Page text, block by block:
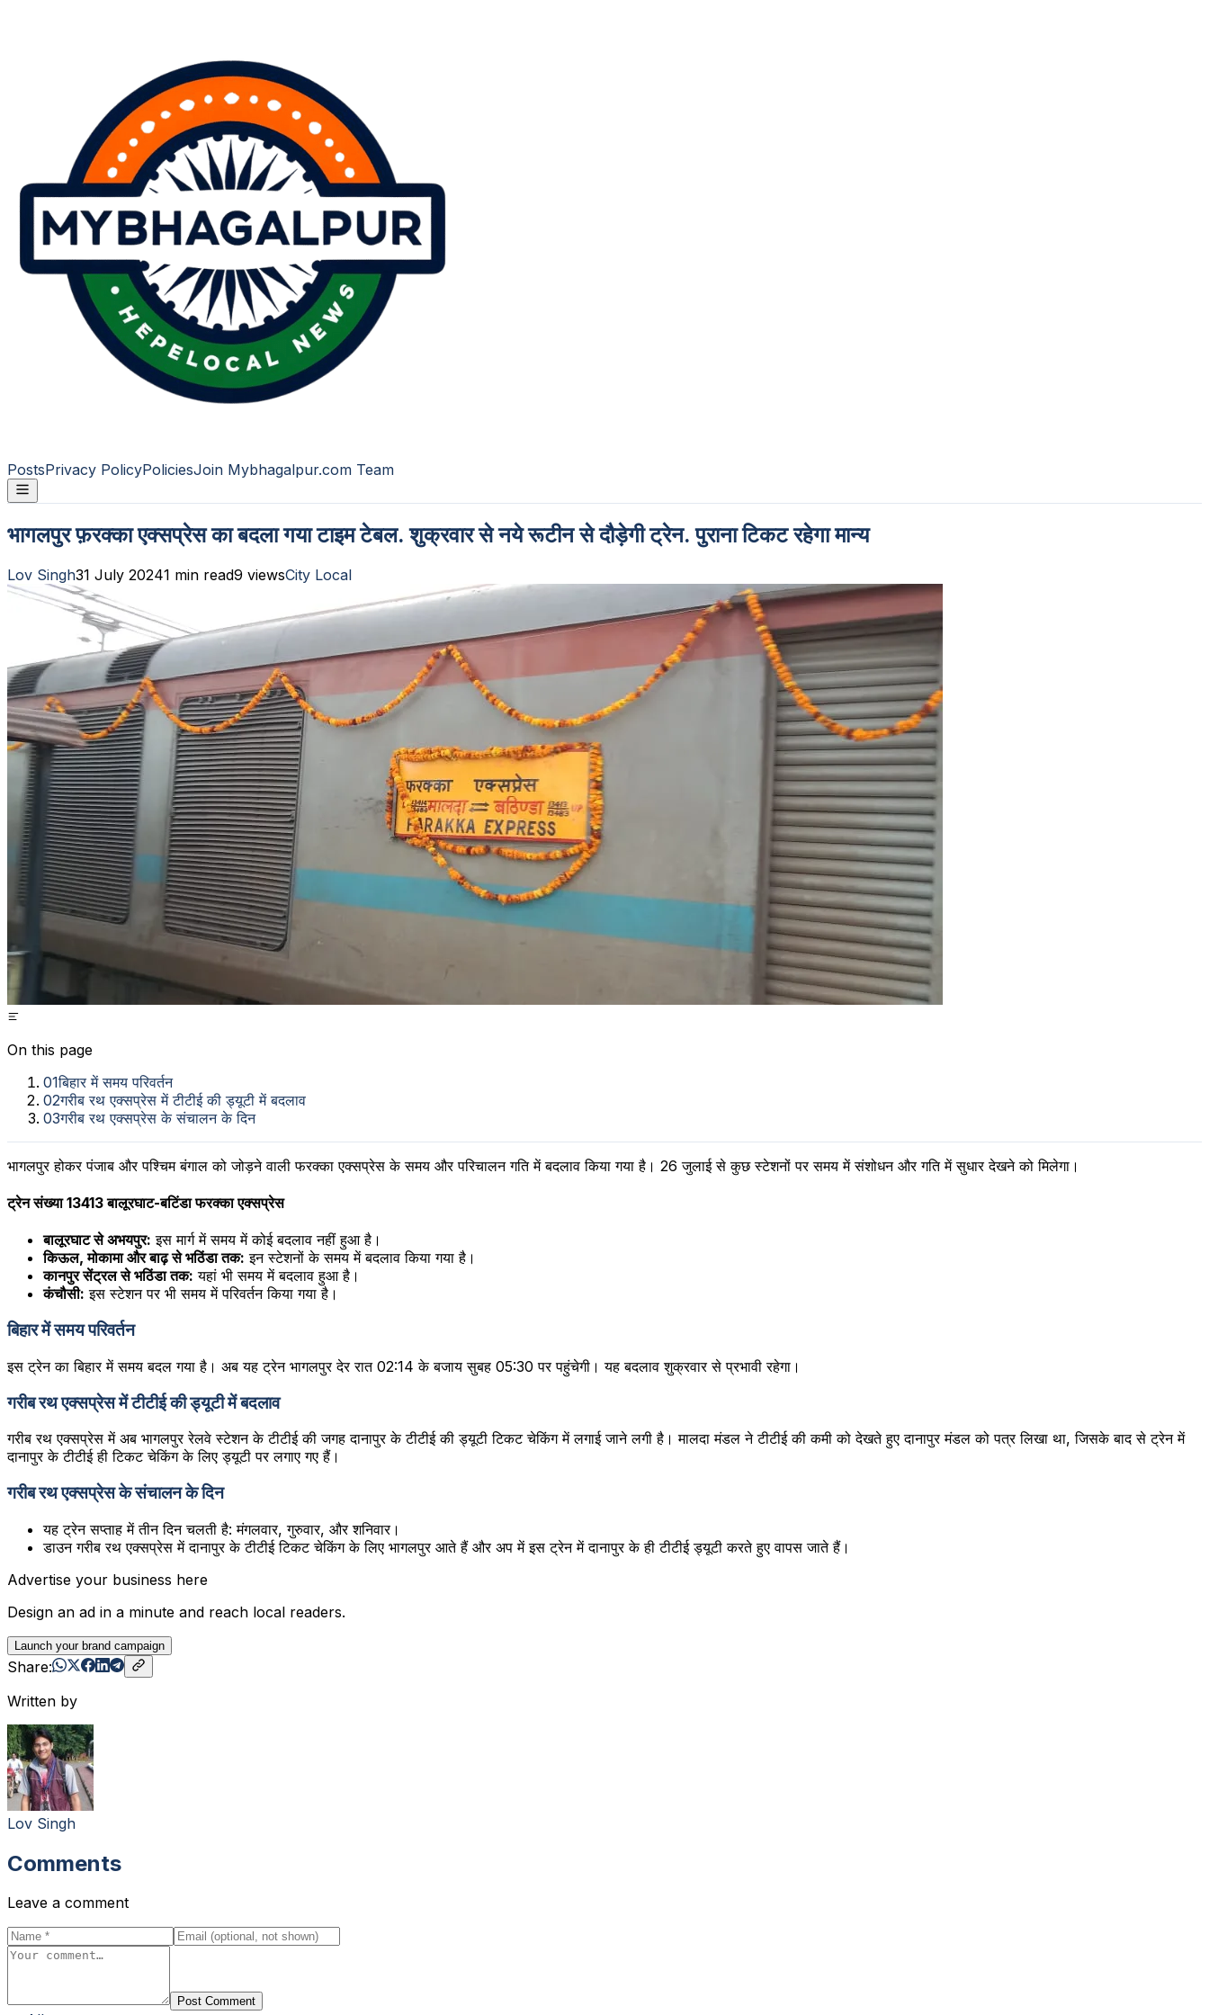
PostsPrivacy PolicyPoliciesJoin Mybhagalpur.com Team
भागलपुर फ़रक्का एक्सप्रेस का बदला गया टाइम टेबल. शुक्रवार से नये रूटीन से दौड़ेगी ट्रेन. पुराना टिकट रहेगा मान्य
Lov Singh31 July 20241 min read9 viewsCity Local
On this page
01बिहार में समय परिवर्तन
02गरीब रथ एक्सप्रेस में टीटीई की ड्यूटी में बदलाव
03गरीब रथ एक्सप्रेस के संचालन के दिन
भागलपुर होकर पंजाब और पश्चिम बंगाल को जोड़ने वाली फरक्का एक्सप्रेस के समय और परिचालन गति में बदलाव किया गया है। 26 जुलाई से कुछ स्टेशनों पर समय में संशोधन और गति में सुधार देखने को मिलेगा।
ट्रेन संख्या 13413 बालूरघाट-बटिंडा फरक्का एक्सप्रेस
बालूरघाट से अभयपुर: इस मार्ग में समय में कोई बदलाव नहीं हुआ है।
किऊल, मोकामा और बाढ़ से भठिंडा तक: इन स्टेशनों के समय में बदलाव किया गया है।
कानपुर सेंट्रल से भठिंडा तक: यहां भी समय में बदलाव हुआ है।
कंचौसी: इस स्टेशन पर भी समय में परिवर्तन किया गया है।
बिहार में समय परिवर्तन
इस ट्रेन का बिहार में समय बदल गया है। अब यह ट्रेन भागलपुर देर रात 02:14 के बजाय सुबह 05:30 पर पहुंचेगी। यह बदलाव शुक्रवार से प्रभावी रहेगा।
गरीब रथ एक्सप्रेस में टीटीई की ड्यूटी में बदलाव
गरीब रथ एक्सप्रेस में अब भागलपुर रेलवे स्टेशन के टीटीई की जगह दानापुर के टीटीई की ड्यूटी टिकट चेकिंग में लगाई जाने लगी है। मालदा मंडल ने टीटीई की कमी को देखते हुए दानापुर मंडल को पत्र लिखा था, जिसके बाद से ट्रेन में
दानापुर के टीटीई ही टिकट चेकिंग के लिए ड्यूटी पर लगाए गए हैं।
गरीब रथ एक्सप्रेस के संचालन के दिन
यह ट्रेन सप्ताह में तीन दिन चलती है: मंगलवार, गुरुवार, और शनिवार।
डाउन गरीब रथ एक्सप्रेस में दानापुर के टीटीई टिकट चेकिंग के लिए भागलपुर आते हैं और अप में इस ट्रेन में दानापुर के ही टीटीई ड्यूटी करते हुए वापस जाते हैं।
Advertise your business here
Design an ad in a minute and reach local readers.
Launch your brand campaign
Share:
Written by
Lov Singh
Comments
Leave a comment
Post Comment